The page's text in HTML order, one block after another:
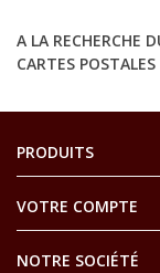
A LA RECHERCHE
CARTES
PRODUITS
VOTRE COMPTE
NOTRE SOCIÉTÉ